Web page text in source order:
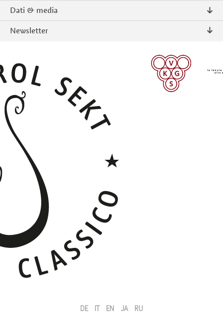
Chi siamo
Contatto
Intranet
Dati & media
Comunicati stampa
Newsletter
DE IT EN JA RU